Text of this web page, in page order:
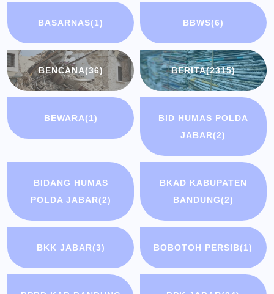
BASARNAS(1) BBWS(6)
BENCANA(36) BERITA(2315)
BEWARA(1)
BID HUMAS POLDA
JABAR(2)
BIDANG HUMAS
POLDA JABAR(2)
BKAD KABUPATEN
BANDUNG(2)
BKK JABAR(3) BOBOTOH PERSIB(1)